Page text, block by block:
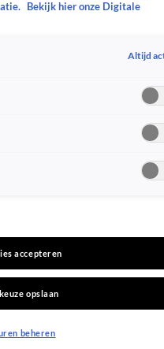
laatste
'En toen
Bekijk hier onze Digitale
Altijd
accepteren
opslaan
beheren